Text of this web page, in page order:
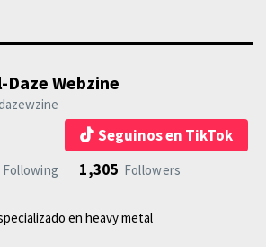
Daze Webzine
Seguinos en TikTok
Following 1,305 Followers
en heavy metal